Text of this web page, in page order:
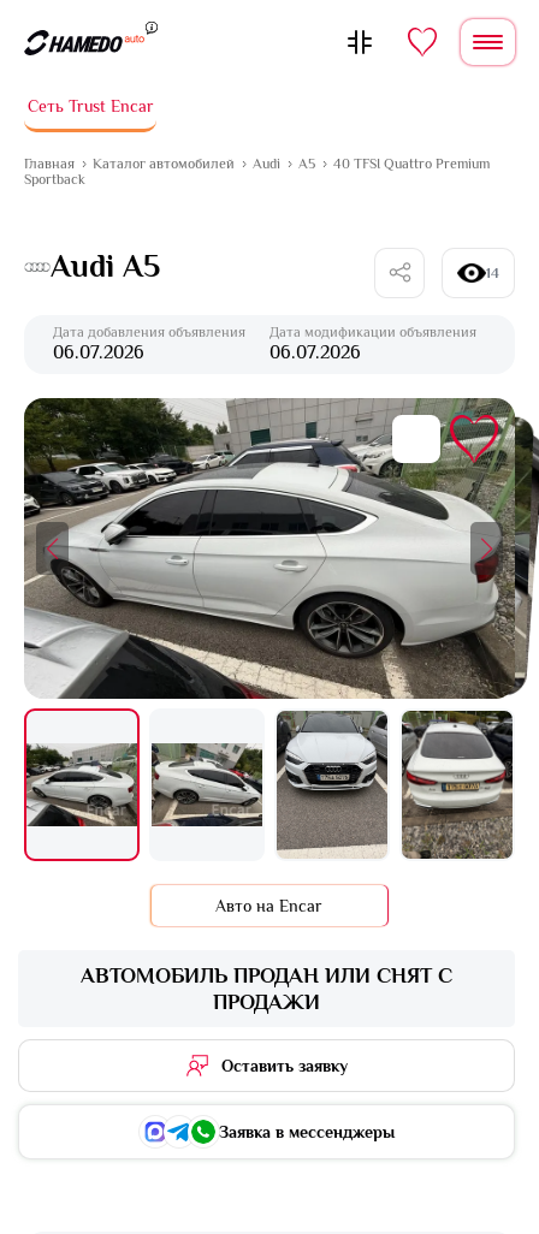
Сеть Trust Encar
Главная Каталог автомобилей Audi A5
40 TFSI Quattro Premium
Sportback
Audi A5 14
Дата добавления объявления
06.07.2026
Дата модификации объявления
06.07.2026
АВТОМОБИЛЬ ПРОДАН ИЛИ СНЯТ С
ПРОДАЖИ
Оставить заявку
Заявка в мессенджеры
Авто на Encar